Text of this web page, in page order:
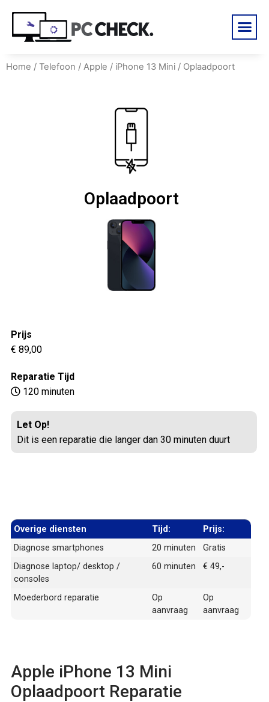
Home / Telefoon / Apple / iPhone 13 Mini / Oplaadpoort
Oplaadpoort
Prijs
€ 89,00
Reparatie Tijd
120 minuten
Let Op!
Dit is een reparatie die langer dan 30 minuten duurt
Overige diensten Tijd:
Prijs:
Diagnose smartphones
20 minuten
Gratis
Diagnose laptop/ desktop /
consoles
60 minuten € 49,-
Moederbord reparatie
Op
aanvraag
Op
aanvraag
Apple iPhone 13 Mini
Oplaadpoort Reparatie